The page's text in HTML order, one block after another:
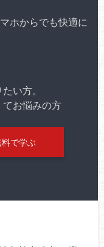
ホからでも快適に
い方。
てお悩みの方
で学ぶ